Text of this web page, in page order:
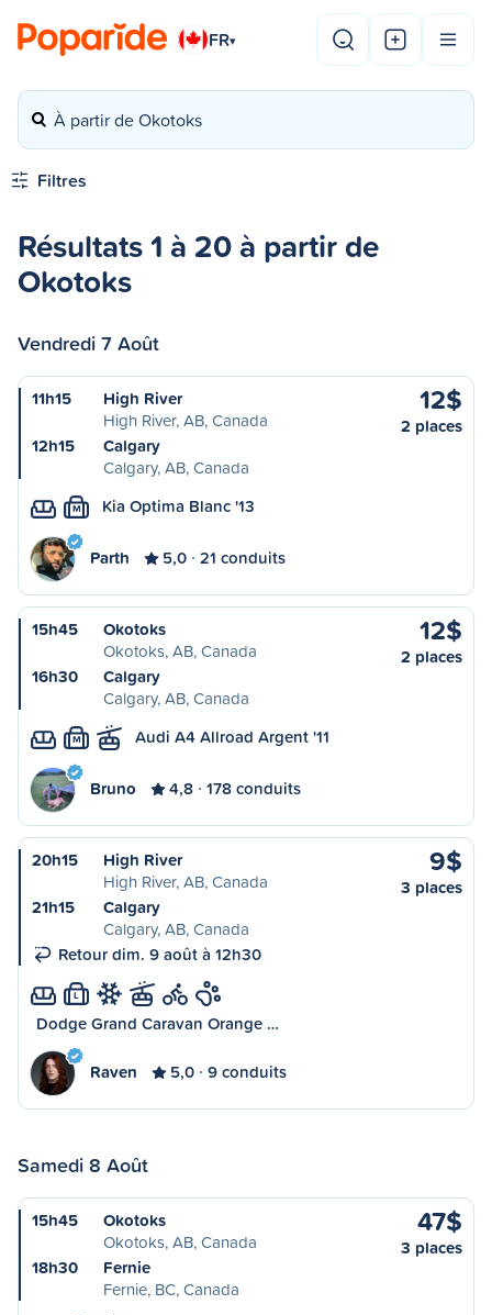
FR▾
À partir de Okotoks
Filtres
Résultats 1 à 20 à partir de
Okotoks
Vendredi 7 Août
11h15
High River
High River, AB, Canada
12h15
Calgary
Calgary, AB, Canada
12$
2 places
M Kia Optima Blanc '13
Parth 5,0 21 conduits
15h45
Okotoks
Okotoks, AB, Canada
16h30
Calgary
Calgary, AB, Canada
12$
2 places
M Audi A4 Allroad Argent '11
Bruno 4,8 178 conduits
20h15
High River
High River, AB, Canada
21h15
Calgary
Calgary, AB, Canada
Retour dim. 9 août à 12h30
9$
3 places
L
Dodge Grand Caravan Orange …
Raven 5,0 9 conduits
Samedi 8 Août
15h45
Okotoks
Okotoks, AB, Canada
18h30
Fernie
Fernie, BC, Canada
47$
3 places